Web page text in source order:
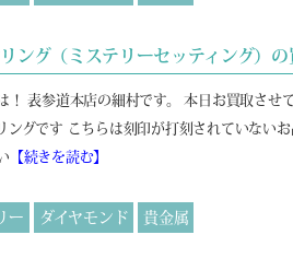
ング（ミステリーセッティング）の
！ 表参道本店の細村です。 本日お買取させ
ングです こちらは刻印が打刻されていない
【続きを読む】
ー ダイヤモンド 貴金属